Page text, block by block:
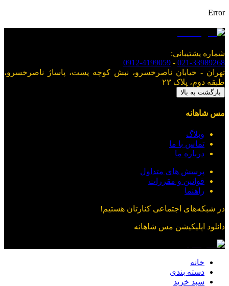
Error
شماره پشتیبانی:
021-33989268
-
0912-4199059
تهران - خیابان ناصرخسرو، نبش کوچه پست، پاساژ ناصرخسرو،
طبقه دوم، پلاک ۲۳
بازگشت به بالا
مس شاهانه
وبلاگ
تماس با ما
درباره ما
پرسش های متداول
قوانین و مقررات
راهنما
در شبکه‌های اجتماعی کنارتان هستیم!
دانلود اپلیکیشن مس شاهانه
خانه
دسته بندی
سبد خرید